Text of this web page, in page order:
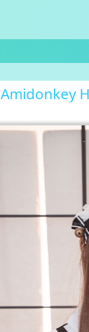
Amidonkey